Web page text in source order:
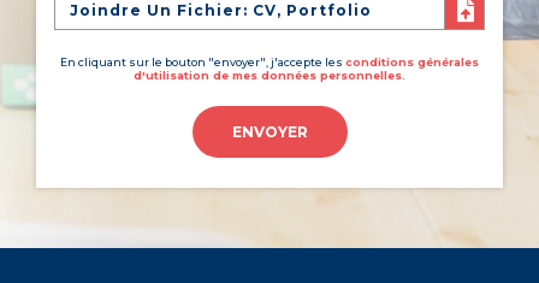
Joindre Un Fichier: CV, Portfolio
En cliquant sur le bouton "envoyer", j'accepte les conditions générales
d'utilisation de mes données personnelles.
ENVOYER